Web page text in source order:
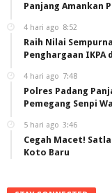
Panjang Amankan
4 hari ago 8:52
Raih Nilai
Penghargaan IKPA
4 hari ago 7:48
Polres Padang
Pemegang Senpi
5 hari ago 3:46
Cegah Macet!
Koto Baru